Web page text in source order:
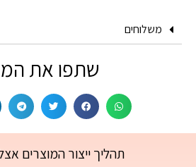
משלוחים
שתפו את
תהליך ייצור המוצרים